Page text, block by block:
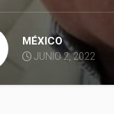
MÉXICO
JUNIO 2, 2022